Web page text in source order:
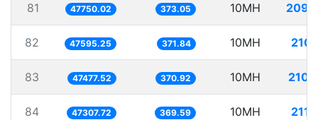
81 47750.02 373.05 10MH
82 47595.25 371.84 10MH
83 47477.52 370.92 10MH
84 47307.72 369.59 10MH